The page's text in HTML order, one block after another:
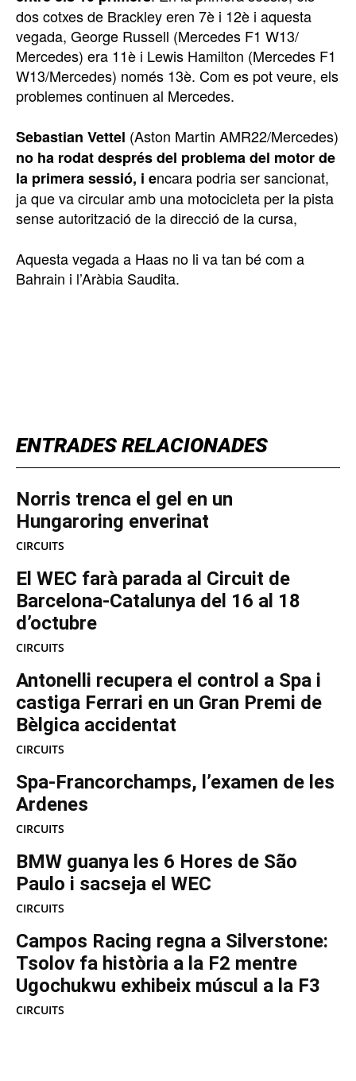
ENTRADES RELACIONADES
Norris trenca el gel en un
Hungaroring enverinat
CIRCUITS
El WEC farà parada al Circuit de
Barcelona-Catalunya del 16 al 18
d’octubre
CIRCUITS
Antonelli recupera el control a Spa i
castiga Ferrari en un Gran Premi de
Bèlgica accidentat
CIRCUITS
Spa-Francorchamps, l’examen de les
Ardenes
CIRCUITS
BMW guanya les 6 Hores de São
Paulo i sacseja el WEC
CIRCUITS
Campos Racing regna a Silverstone:
Tsolov fa història a la F2 mentre
Ugochukwu exhibeix múscul a la F3
CIRCUITS
dos cotxes de Brackley eren 7è i 12è i aquesta
vegada, George Russell (Mercedes F1 W13/
Mercedes) era 11è i Lewis Hamilton (Mercedes F1
W13/Mercedes) només 13è. Com es pot veure, els
problemes continuen al Mercedes.
Sebastian Vettel (Aston Martin AMR22/Mercedes)
no ha rodat després del problema del motor de
la primera sessió, i encara podria ser sancionat,
ja que va circular amb una motocicleta per la pista
sense autorització de la direcció de la cursa,
Aquesta vegada a Haas no li va tan bé com a
Bahrain i l’Aràbia Saudita.